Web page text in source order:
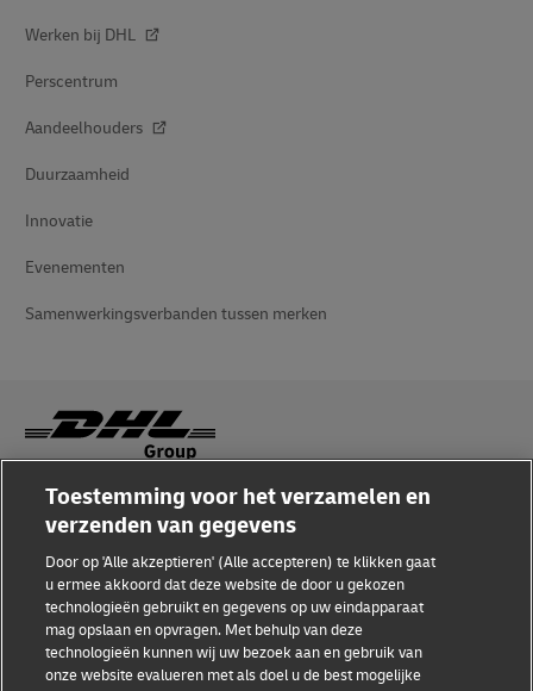
Werken bij DHL
Perscentrum
Aandeelhouders
Duurzaamheid
Innovatie
Evenementen
Samenwerkingsverbanden tussen merken
Fraudebewustzijn
Juridische kennisgeving
Gebruiksvoorwaarden
Privacyverklaring
Toestemming voor het verzamelen en
verzenden van gegevens
Door op 'Alle akzeptieren' (Alle accepteren) te klikken gaat
u ermee akkoord dat deze website de door u gekozen
technologieën gebruikt en gegevens op uw eindapparaat
mag opslaan en opvragen. Met behulp van deze
technologieën kunnen wij uw bezoek aan en gebruik van
onze website evalueren met als doel u de best mogelijke